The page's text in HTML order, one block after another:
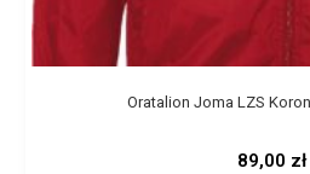
Oratalion Joma LZS
89,00 zł